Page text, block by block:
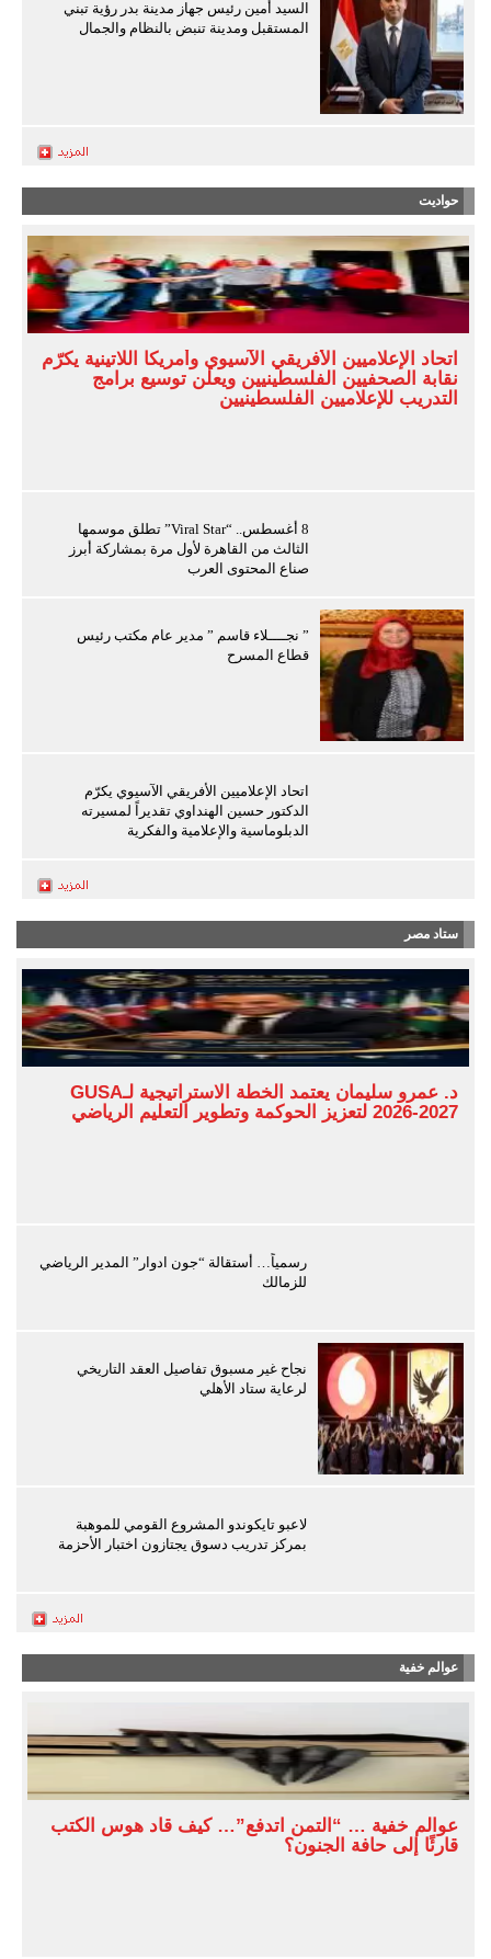
السيد أمين رئيس جهاز مدينة بدر رؤية تبني
المستقبل ومدينة تنبض بالنظام والجمال
حواديت
اتحاد الإعلاميين الأفريقي الآسيوي وأمريكا اللاتينية يكرّم
نقابة الصحفيين الفلسطينيين ويعلن توسيع برامج
التدريب للإعلاميين الفلسطينيين
8 أغسطس.. “Viral Star” تطلق موسمها
الثالث من القاهرة لأول مرة بمشاركة أبرز
صناع المحتوى العرب
” نجــــلاء قاسم ” مدير عام مكتب رئيس
قطاع المسرح
اتحاد الإعلاميين الأفريقي الآسيوي يكرّم
الدكتور حسين الهنداوي تقديراً لمسيرته
الدبلوماسية والإعلامية والفكرية
ستاد مصر
د. عمرو سليمان يعتمد الخطة الاستراتيجية لـGUSA
2026-2027 لتعزيز الحوكمة وتطوير التعليم الرياضي
رسمياً… أستقالة “جون ادوار” المدير الرياضي
للزمالك
نجاح غير مسبوق تفاصيل العقد التاريخي
لرعاية ستاد الأهلي
لاعبو تايكوندو المشروع القومي للموهبة
بمركز تدريب دسوق يجتازون اختبار الأحزمة
عوالم خفية
عوالم خفية … “التمن اتدفع”… كيف قاد هوس الكتب
قارئًا إلى حافة الجنون؟